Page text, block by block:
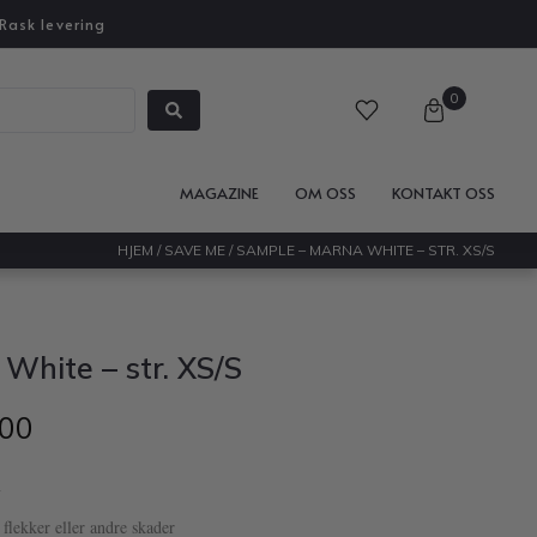
levering
0
MAGAZINE OM OSS KONTAKT OSS
HJEM / SAVE ME / SAMPLE – MARNA WHITE – STR. XS/S
– str. XS/S
eller andre skader